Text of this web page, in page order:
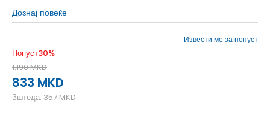
Дознај повеќе
Попуст30%
1.190MKD
833 MKD
Зштеда: 357 MKD
Извести ме за попуст